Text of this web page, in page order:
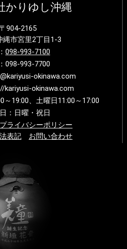
かりゆし沖縄
〒904-2165
縄市宮里2丁目1-3
098-993-7100
098-993-7700
okinawa.com
kariyusi-okinawa.com
～19:00、土曜日11:00～17:00
：日曜・祝日
プライバシーポリシー
表記
お問い合わせ